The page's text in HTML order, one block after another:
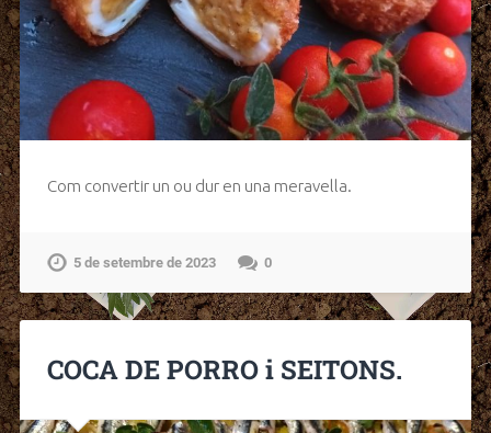
Com convertir un ou dur en una meravella.
5 de setembre de 2023 0
COCA DE PORRO i SEITONS.